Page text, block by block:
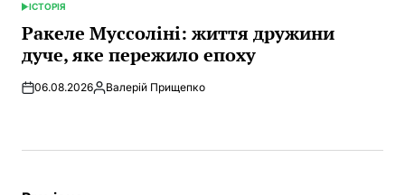
POSTED
IN
ІСТОРІЯ
Ракеле Муссоліні: життя дружини
дуче, яке пережило епоху
06.08.2026Posted
Валерій Прищепко